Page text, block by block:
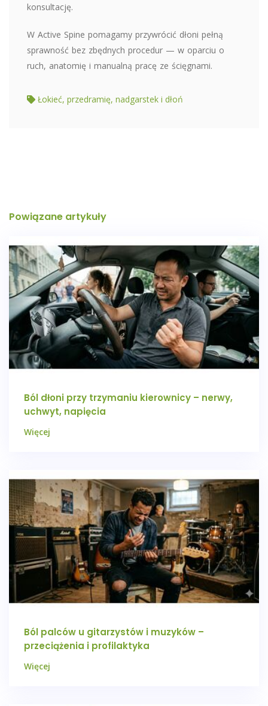
konsultację.
W Active Spine pomagamy przywrócić dłoni pełną
sprawność bez zbędnych procedur — w oparciu o
ruch, anatomię i manualną pracę ze ścięgnami.
Łokieć, przedramię, nadgarstek i dłoń
Powiązane artykuły
Ból dłoni przy trzymaniu kierownicy – nerwy,
uchwyt, napięcia
Więcej
Ból palców u gitarzystów i muzyków –
przeciążenia i profilaktyka
Więcej